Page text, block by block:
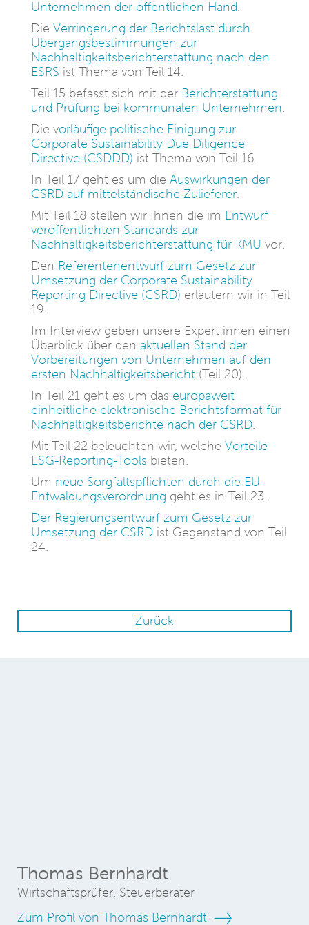
Unternehmen der öffentlichen Hand.
Die Verringerung der Berichtslast durch
Übergangsbestimmungen zur
Nachhaltigkeitsberichterstattung nach den
ESRS ist Thema von Teil 14.
Teil 15 befasst sich mit der Berichterstattung
und Prüfung bei kommunalen Unternehmen.
Die vorläufige politische Einigung zur
Corporate Sustainability Due Diligence
Directive (CSDDD) ist Thema von Teil 16.
In Teil 17 geht es um die Auswirkungen der
CSRD auf mittelständische Zulieferer.
Mit Teil 18 stellen wir Ihnen die im Entwurf
veröffentlichten Standards zur
Nachhaltigkeitsberichterstattung für KMU vor.
Den Referentenentwurf zum Gesetz zur
Umsetzung der Corporate Sustainability
Reporting Directive (CSRD) erläutern wir in Teil
19.
Im Interview geben unsere Expert:innen einen
Überblick über den aktuellen Stand der
Vorbereitungen von Unternehmen auf den
ersten Nachhaltigkeitsbericht (Teil 20).
In Teil 21 geht es um das europaweit
einheitliche elektronische Berichtsformat für
Nachhaltigkeitsberichte nach der CSRD.
Mit Teil 22 beleuchten wir, welche Vorteile
ESG-Reporting-Tools bieten.
Um neue Sorgfaltspflichten durch die EU-
Entwaldungsverordnung geht es in Teil 23.
Der Regierungsentwurf zum Gesetz zur
Umsetzung der CSRD ist Gegenstand von Teil
24.
Zurück
Thomas Bernhardt
Wirtschaftsprüfer, Steuerberater
Zum Profil von Thomas Bernhardt